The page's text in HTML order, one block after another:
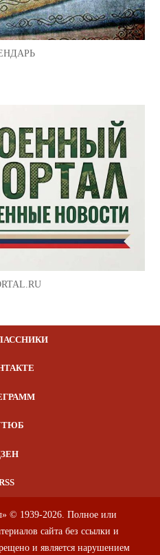
© 1939-2026. Полное или
сайта без ссылки и
и является нарушением